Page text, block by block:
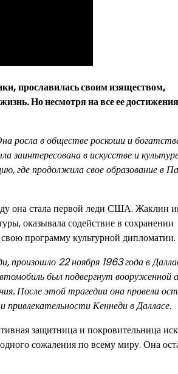
прославилась своим изяществом,
Но несмотря на все ее
росла в обществе роскоши и
заинтересована в искусстве и
где продолжила свое образование в
она стала первой леди США. Жаклин
оказывала содействие в сохранении
программу культурной дипломатии.
произошло 22 ноября 1963 года в
был подвергнут вооруженной
После этой трагедии она провела
привлекательности Кеннеди в Далласе.
защитница и покровительница
сожаления по всему миру. Она